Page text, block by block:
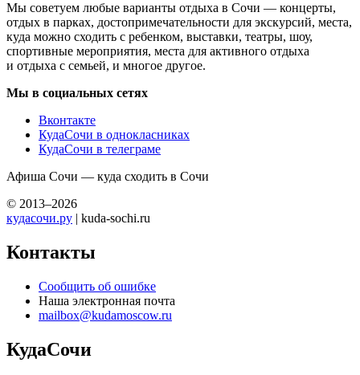
Мы советуем любые варианты отдыха в Сочи — концерты,
отдых в парках, достопримечательности для экскурсий, места,
куда можно сходить с ребенком, выставки, театры, шоу,
спортивные мероприятия, места для активного отдыха
и отдыха с семьей, и многое другое.
Мы в социальных сетях
Вконтакте
КудаСочи в однокласниках
КудаСочи в телеграме
Афиша Сочи — куда сходить в Сочи
© 2013–2026
кудасочи.ру | kuda-sochi.ru
Контакты
Сообщить об ошибке
Наша электронная почта
mailbox@kudamoscow.ru
КудаСочи